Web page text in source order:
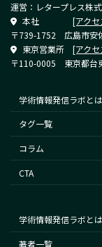
運営：レタープレス株
本社 [アクセ
〒739-1752 広島市安
東京営業所 [アクセ
〒110-0005 東京都台
学術情報発信ラボとは
タグ一覧
コラム
CTA
学術情報発信ラボとは
著者一覧